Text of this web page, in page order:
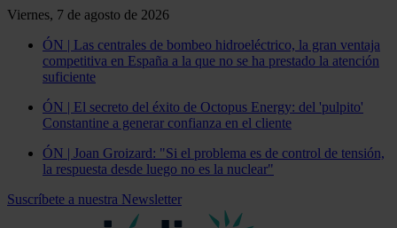
Viernes, 7 de agosto de 2026
ÓN | Las centrales de bombeo hidroeléctrico, la gran ventaja
competitiva en España a la que no se ha prestado la atención
suficiente
ÓN | El secreto del éxito de Octopus Energy: del 'pulpito'
Constantine a generar confianza en el cliente
ÓN | Joan Groizard: "Si el problema es de control de tensión,
la respuesta desde luego no es la nuclear"
Suscríbete a nuestra Newsletter